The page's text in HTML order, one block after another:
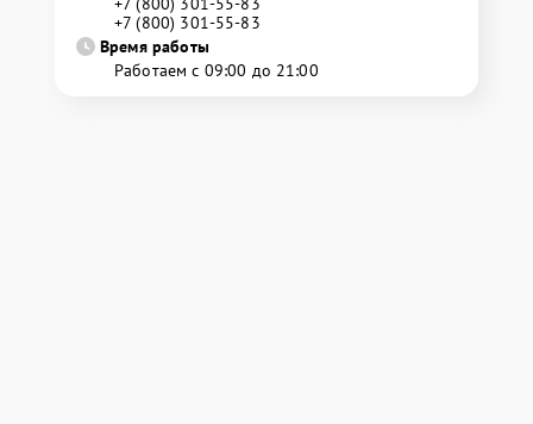
+7 (800) 301-55-83
Время работы
Работаем с 09:00 до 21:00